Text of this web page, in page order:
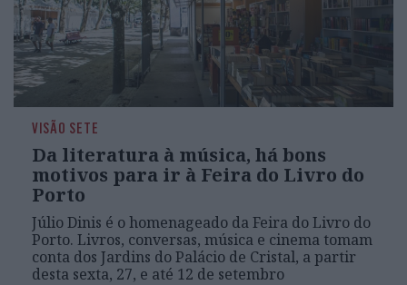
VISÃO SETE
Da literatura à música, há bons
motivos para ir à Feira do Livro do
Porto
Júlio Dinis é o homenageado da Feira do Livro do
Porto. Livros, conversas, música e cinema tomam
conta dos Jardins do Palácio de Cristal, a partir
desta sexta, 27, e até 12 de setembro